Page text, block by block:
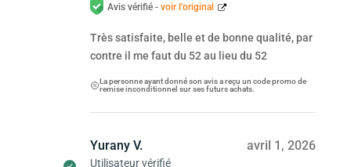
Avis vérifié - voir l’original
Très satisfaite, belle et de bonne qualité, par
contre il me faut du 52 au lieu du 52
La personne ayant donné son avis a reçu un code promo de
remise inconditionnel sur ses futurs achats.
Yurany V.
Utilisateur vérifié
avril 1, 2026